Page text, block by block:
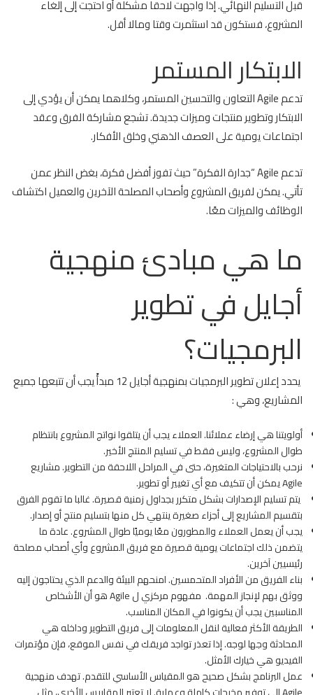
قبل التسليم النهائي. إذا واجهت لاحقا مشكلة أو احتجت إلى إلغاء
المشروع، فستكون قد استثمرت وقتا ومالا أقل.
الابتكار المستمر
تدعم Agile التعاون والتحسين المستمر، وكلاهما يمكن أن يؤدي إلى
الابتكار وتطوير منتجات وميزات جديدة. تشجع مشاركة الفرق وعقد
اجتماعات يومية على العصف الذهني وخلق الأفكار.
تدعم Agile “جدارة الفكرة” حيث تفوز أفضل فكرة، بغض النظر عمن
تأتي. يمكن لفريق المشروع وأصحاب المصلحة الآخرين والعميل اكتشاف
الوظائف والميزات معًا.
ما هي مبادئ منهجية
أجايل في تطوير
البرمجيات؟
يحدد إعلان تطوير البرمجيات بمنهجية أجايل 12 مبدأً يجب أن تتبعها جميع
المشاريع، وهي :
أولويتنا هي إرضاء عملائنا. العملاء يجب أن يتلقوا نواتج المشروع بانتظام
طوال المشروع، وليس فقط في تسليم المنتج الأخير.
نرحب بالاحتياجات المتغيرة، حتى في المراحل اللاحقة من التطوير. مشاريع
Agile يمكن أن تتكيف مع أي تغيير أو تطوير.
يتم تسليم الإصدارات بشكل متكرر بجداول زمنية قصيرة. غالبا ما تقوم الفرق
بتقسيم المشاريع إلى أجزاء صغيرة ينتهي كل منها بتسليم منتج أو إصدار.
يجب أن يعمل العملاء والمطورون معًا يوميًا طوال المشروع. عادة ما
يتضمن ذلك اجتماعات يومية قصيرة مع فريق المشروع وأي أصحاب مصلحة
رئيسيين آخرين.
بناء الفريق من الأفراد المتحمسين. امنحهم البيئة والدعم الذي يحتاجون إليه
ووثق بهم لإنجاز المهمة. مفهوم مركزي ل Agile هو أن الأشخاص
المناسبين يجب أن يكونوا في المكان المناسب.
الطريقة الأكثر فعالية لنقل المعلومات إلى فريق التطوير وداخله هي
المحادثة وجها لوجه. إذا تعذر تواجد فريقك في نفس الموقع، فإن مؤتمرات
الفيديو هي خيارك الأمثل.
عمل البرنامج بشكل صحيح هو المقياس الأساسي للتقدم. تهدف منهجية